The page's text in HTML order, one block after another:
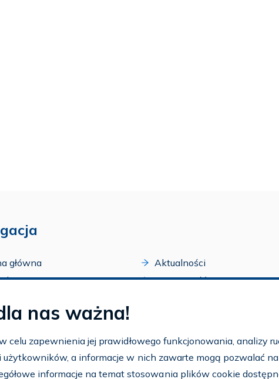
główna
programy
Aktualności
Dostępność
nas ważna!
zapewnienia jej prawidłowego funkcjonowania, analizy
a informacje w nich zawarte mogą pozwalać
informacje na temat stosowania plików cookie